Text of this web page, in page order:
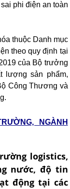
phi điện an toàn
thuộc Danh mục
theo quy định tại
của Bộ trưởng
lượng sản phẩm,
Công Thương và
NGÀNH
logistics,
nước, độ tin
động tại các